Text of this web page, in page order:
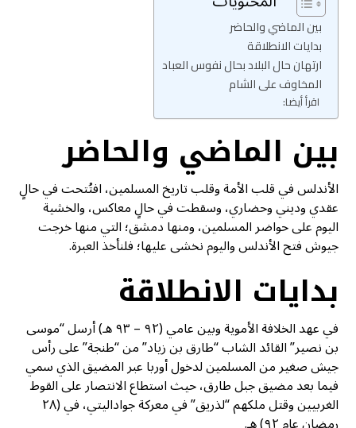
بين الماضي والحاضر
بدايات الانطلاقة
ارتهان حال البلاد بحال نفوس العباد
المخاوف على الشام
اقرأ أيضا:
بين الماضي والحاضر
الأندلس في قلب الأمة وقلب تاريخ المسلمين، افتُتحت في حالٍ
عقدي وديني وحضاري، وسقطت في حالٍ معاكس، والخشية
اليوم على حواضر المسلمين، ومنها دمشق؛ التي منها خرجت
جيوش فتح الأندلس واليوم نخشى عليها؛ فلنأخذ العبرة.
بدايات الانطلاقة
في عهد الخلافة الأموية وبين عامي (٩٢ – ٩٣ هـ) أرسل “موسى
بن نصير” القائد الشاب “طارق بن زياد” من “طنجة” على رأس
جيش صغير من المسلمين لدخول أوربا عبر المضيق الذي سمي
فيما بعد مضيق جبل طارق، حيث استطاع الانتصار على القوط
الغربيين وقتل ملكهم “لذريق” في معركة جواداليتي، في (٢٨